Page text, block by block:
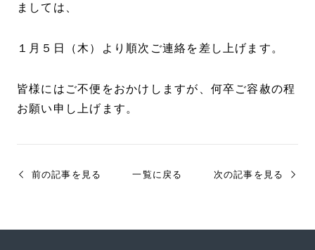
ましては、
１月５日（木）より順次ご連絡を差し上げます。
皆様にはご不便をおかけしますが、何卒ご容赦の程
お願い申し上げます。
前の記事を見る 一覧に戻る 次の記事を見る